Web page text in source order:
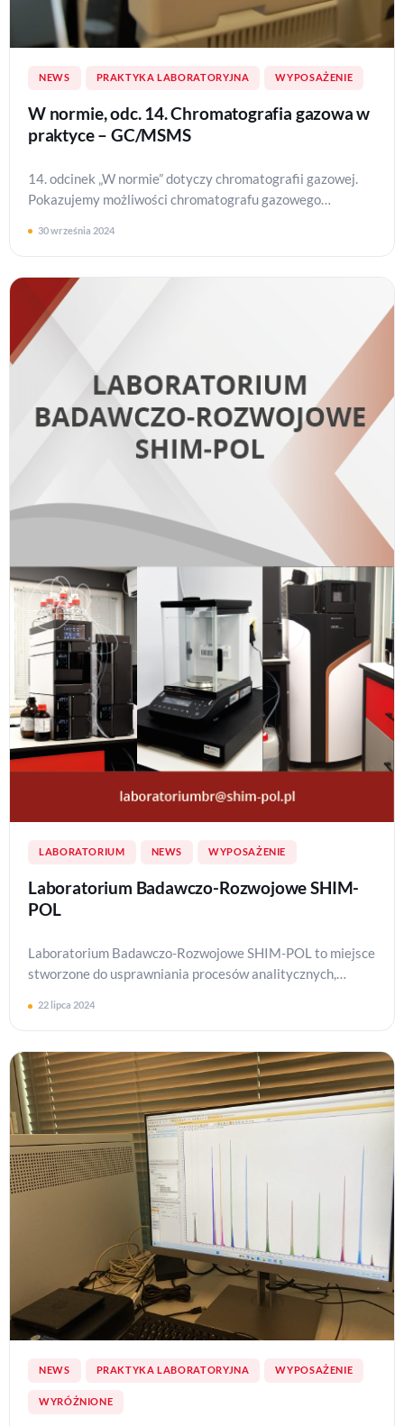
NEWS PRAKTYKA LABORATORYJNA WYPOSAŻENIE
W normie, odc. 14. Chromatografia gazowa w
praktyce – GC/MSMS
14. odcinek „W normie” dotyczy chromatografii gazowej.
Pokazujemy możliwości chromatografu gazowego
30 września 2024
LABORATORIUM NEWS WYPOSAŻENIE
Laboratorium Badawczo-Rozwojowe SHIM-
POL
Laboratorium Badawczo-Rozwojowe SHIM-POL to miejsce
stworzone do usprawniania procesów analitycznych,
Nasza mis…
22 lipca 2024
NEWS PRAKTYKA LABORATORYJNA WYPOSAŻENIE
WYRÓŻNIONE